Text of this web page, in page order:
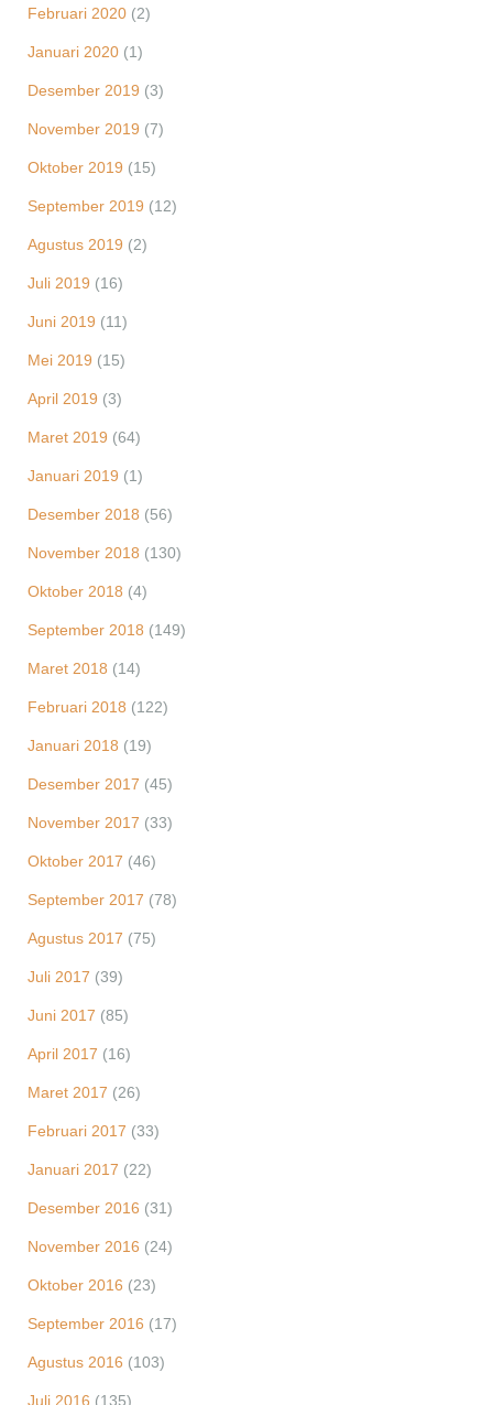
Februari 2020 (2)
Januari 2020 (1)
Desember 2019 (3)
November 2019 (7)
Oktober 2019 (15)
September 2019 (12)
Agustus 2019 (2)
Juli 2019 (16)
Juni 2019 (11)
Mei 2019 (15)
April 2019 (3)
Maret 2019 (64)
Januari 2019 (1)
Desember 2018 (56)
November 2018 (130)
Oktober 2018 (4)
September 2018 (149)
Maret 2018 (14)
Februari 2018 (122)
Januari 2018 (19)
Desember 2017 (45)
November 2017 (33)
Oktober 2017 (46)
September 2017 (78)
Agustus 2017 (75)
Juli 2017 (39)
Juni 2017 (85)
April 2017 (16)
Maret 2017 (26)
Februari 2017 (33)
Januari 2017 (22)
Desember 2016 (31)
November 2016 (24)
Oktober 2016 (23)
September 2016 (17)
Agustus 2016 (103)
Juli 2016 (135)